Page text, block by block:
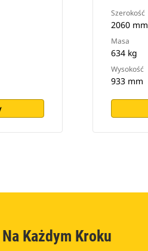
Szerokość
2060 mm
Masa
634 kg
Wysokość
933 mm
Każdym Kroku